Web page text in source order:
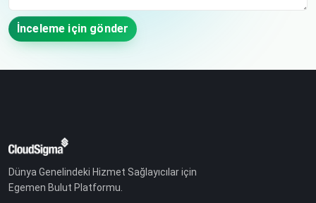
İnceleme için gönder
Dünya Genelindeki Hizmet Sağlayıcılar için
Egemen Bulut Platformu.